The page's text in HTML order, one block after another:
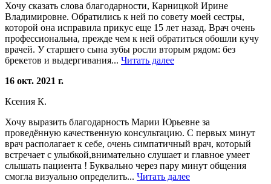
Хочу сказать слова благодарности, Карницкой Ирине
Владимировне. Обратились к ней по совету моей сестры,
которой она исправила прикус еще 15 лет назад. Врач очень
профессиональна, прежде чем к ней обратиться обошли кучу
врачей. У старшего сына зубы росли вторым рядом: без
брекетов и выдергивания... Читать далее
16 окт. 2021 г.
Ксения К.
Хочу выразить благодарность Марии Юрьевне за
проведённую качественную консультацию. С первых минут
врач располагает к себе, очень симпатичный врач, который
встречает с улыбкой,внимательно слушает и главное умеет
слышать пациента ! Буквально через пару минут общения
смогла визуально определить... Читать далее